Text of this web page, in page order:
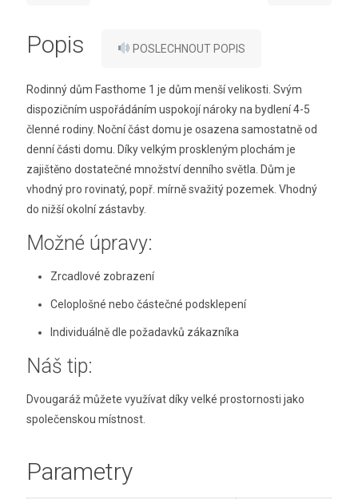
Popis POSLECHNOUT POPIS
Rodinný dům Fasthome 1 je dům menší velikosti. Svým
dispozičním uspořádáním uspokojí nároky na bydlení 4-5
členné rodiny. Noční část domu je osazena samostatně od
denní části domu. Díky velkým proskleným plochám je
zajištěno dostatečné množství denního světla. Dům je
vhodný pro rovinatý, popř. mírně svažitý pozemek. Vhodný
do nižší okolní zástavby.
Možné úpravy:
Zrcadlové zobrazení
Celoplošné nebo částečné podsklepení
Individuálně dle požadavků zákazníka
Náš tip:
Dvougaráž můžete využívat díky velké prostornosti jako
společenskou místnost.
Parametry